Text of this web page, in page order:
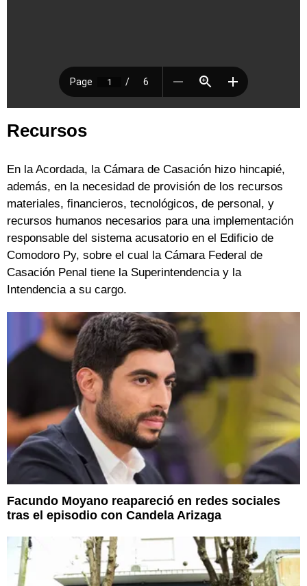
Recursos
En la Acordada, la Cámara de Casación hizo hincapié,
además, en la necesidad de provisión de los recursos
materiales, financieros, tecnológicos, de personal, y
recursos humanos necesarios para una implementación
responsable del sistema acusatorio en el Edificio de
Comodoro Py, sobre el cual la Cámara Federal de
Casación Penal tiene la Superintendencia y la
Intendencia a su cargo.
Facundo Moyano reapareció en redes sociales
tras el episodio con Candela Arizaga